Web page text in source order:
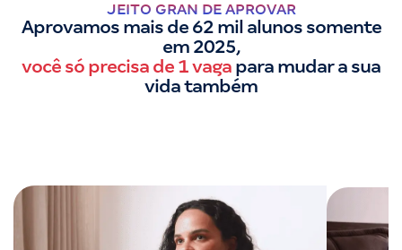
JEITO GRAN DE APROVAR
Aprovamos mais de 62 mil alunos somente
em 2025,
você só precisa de 1 vaga para mudar a sua
vida também